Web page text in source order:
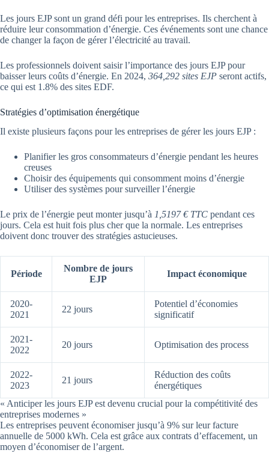
Les jours EJP sont un grand défi pour les entreprises. Ils cherchent à
réduire leur consommation d’énergie. Ces événements sont une chance
de changer la façon de gérer l’électricité au travail.
Les professionnels doivent saisir l’importance des jours EJP pour
baisser leurs coûts d’énergie. En 2024, 364,292 sites EJP seront actifs,
ce qui est 1.8% des sites EDF.
Stratégies d’optimisation énergétique
Il existe plusieurs façons pour les entreprises de gérer les jours EJP :
Planifier les gros consommateurs d’énergie pendant les heures
creuses
Choisir des équipements qui consomment moins d’énergie
Utiliser des systèmes pour surveiller l’énergie
Le prix de l’énergie peut monter jusqu’à 1,5197 € TTC pendant ces
jours. Cela est huit fois plus cher que la normale. Les entreprises
doivent donc trouver des stratégies astucieuses.
Période
Nombre de jours
EJP
Impact économique
2020-
2021
22 jours
Potentiel d’économies
significatif
2021-
2022
20 jours Optimisation des process
2022-
2023
21 jours
Réduction des coûts
énergétiques
« Anticiper les jours EJP est devenu crucial pour la compétitivité des
entreprises modernes »
Les entreprises peuvent économiser jusqu’à 9% sur leur facture
annuelle de 5000 kWh. Cela est grâce aux contrats d’effacement, un
moyen d’économiser de l’argent.